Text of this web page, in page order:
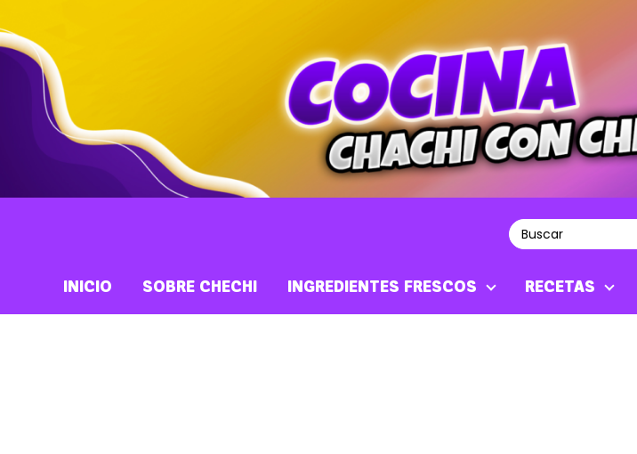
INICIO SOBRE CHECHI INGREDIENTES FRESCOS RECETAS